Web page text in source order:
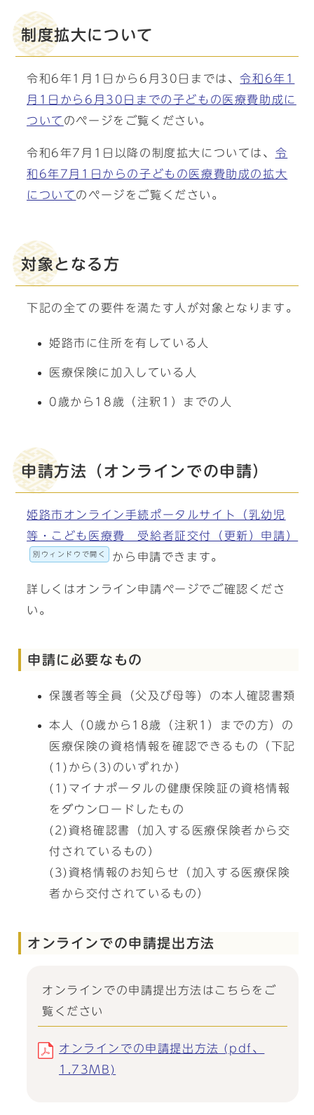
制度拡大について
令和6年1月1日から6月30日までは、令和6年1
月1日から6月30日までの子どもの医療費助成に
ついて のページをご覧ください。
令和6年7月1日以降の制度拡大については、 令
和6年7月1日からの子どもの医療費助成の拡大
についてのページをご覧ください。
対象となる方
下記の全ての要件を満たす人が対象となります。
姫路市に住所を有している人
医療保険に加入している人
0歳から18歳（注釈1）までの人
申請方法（オンラインでの申請）
姫路市オンライン手続ポータルサイト（乳幼児
等・こども医療費 受給者証交付（更新）申請）
別ウィンドウで開く から申請できます。
詳しくはオンライン申請ページでご確認くださ
い。
申請に必要なもの
保護者等全員（父及び母等）の本人確認書類
本人（0歳から18歳（注釈1）までの方）の
医療保険の資格情報を確認できるもの（下記
(1)から(3)のいずれか）
(1)マイナポータルの健康保険証の資格情報
をダウンロードしたもの
(2)資格確認書（加入する医療保険者から交
付されているもの）
(3)資格情報のお知らせ（加入する医療保険
者から交付されているもの）
オンラインでの申請提出方法
オンラインでの申請提出方法はこちらをご
覧ください
オンラインでの申請提出方法 (pdf、
1.73MB)